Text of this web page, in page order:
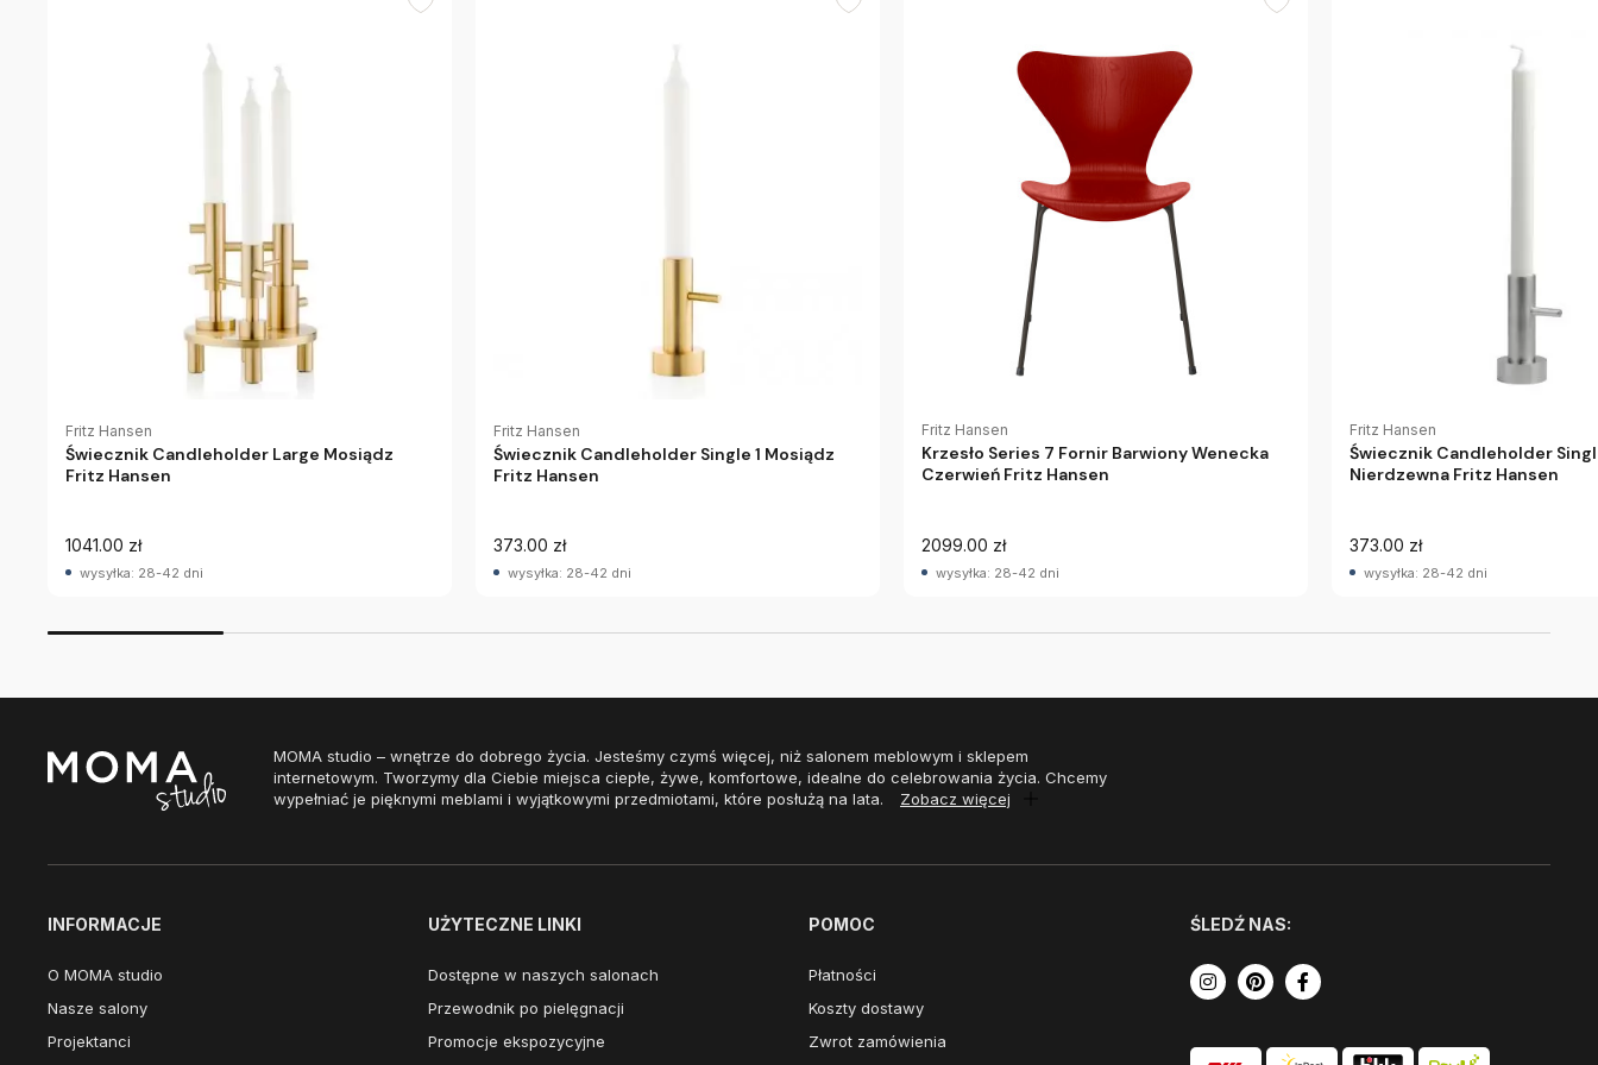
Fritz Hansen
Świecznik Candleholder Large Mosiądz
Fritz Hansen
1041.00 zł
wysyłka: 28-42 dni
Fritz Hansen
Świecznik Candleholder Single 1 Mosiądz
Fritz Hansen
373.00 zł
wysyłka: 28-42 dni
Fritz Hansen
Krzesło Series 7 Fornir Barwiony Wenecka
Czerwień Fritz Hansen
2099.00 zł
wysyłka: 28-42 dni
Fritz Hansen
Świecznik Candleholder
Nierdzewna Fritz Hansen
373.00 zł
wysyłka: 28-42 dni
MOMA studio – wnętrze do dobrego życia. Jesteśmy czymś więcej, niż salonem meblowym i sklepem
internetowym. Tworzymy dla Ciebie miejsca ciepłe, żywe, komfortowe, idealne do celebrowania życia. Chcemy
wypełniać je pięknymi meblami i wyjątkowymi przedmiotami, które posłużą na lata.
Zobacz więcej
INFORMACJE
O MOMA studio
Nasze salony
Projektanci
UŻYTECZNE LINKI
Dostępne w naszych salonach
Przewodnik po pielęgnacji
Promocje ekspozycyjne
POMOC
Płatności
Koszty dostawy
Zwrot zamówienia
ŚLEDŹ NAS: